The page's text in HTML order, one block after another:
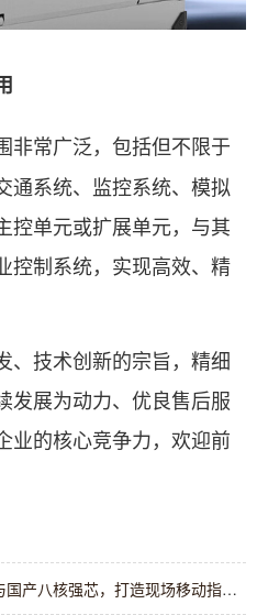
非常广泛，包括但不限于
通系统、监控系统、模拟
控单元或扩展单元，与其
控制系统，实现高效、精
技术创新的宗旨，精细
发展为动力、优良售后服
业的核心竞争力，欢迎前
应急指挥加固便携机：三屏异显与国产八核强芯，打造现场移动指挥中枢